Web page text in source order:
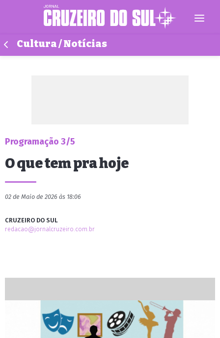
Cultura / Notícias
Programação 3/5
O que tem pra hoje
02 de Maio de 2026 às 18:06
CRUZEIRO DO SUL
redacao@jornalcruzeiro.com.br